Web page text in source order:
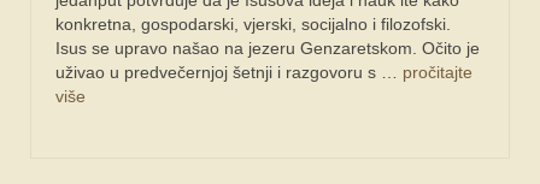
konkretna, gospodarski, vjerski, socijalno i filozofski.
Isus se upravo našao na jezeru Genzaretskom. Očito je
uživao u predvečernjoj šetnji i razgovoru s … pročitajte
više